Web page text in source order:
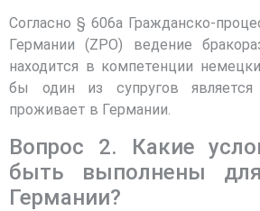
Согласно § 606а Гражданско-
Германии (ZPO) ведение
находится в компетенции
бы один из супругов является
проживает в Германии.
Вопрос 2. Какие
быть выполнены
Германии?